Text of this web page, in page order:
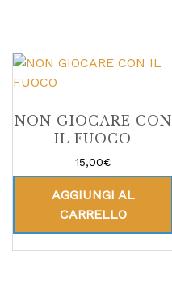
NON GIOCARE CON
IL FUOCO
15,00€
AGGIUNGI AL
CARRELLO